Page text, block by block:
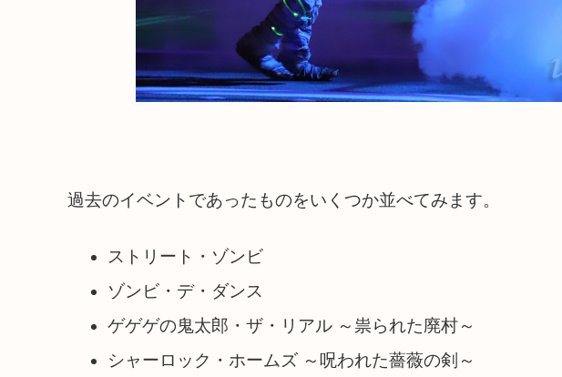
過去のイベントであったものをいくつか並べてみます。
ストリート・ゾンビ
ゾンビ・デ・ダンス
ゲゲゲの鬼太郎・ザ・リアル ～祟られた廃村～
シャーロック・ホームズ ～呪われた薔薇の剣～